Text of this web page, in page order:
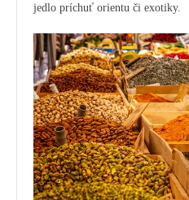
jedlo príchuť orientu či exotiky.